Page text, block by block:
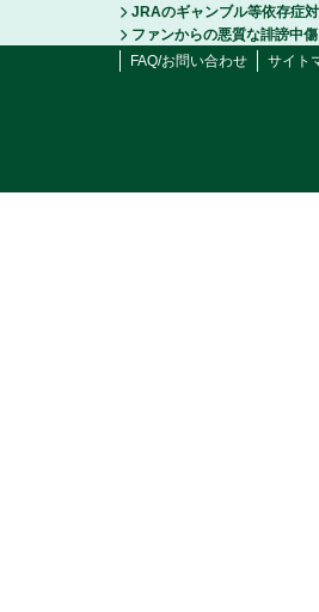
JRAのギャンブル等依存症
ファンからの悪質な誹謗中
FAQ/お問い合わせ
サイト